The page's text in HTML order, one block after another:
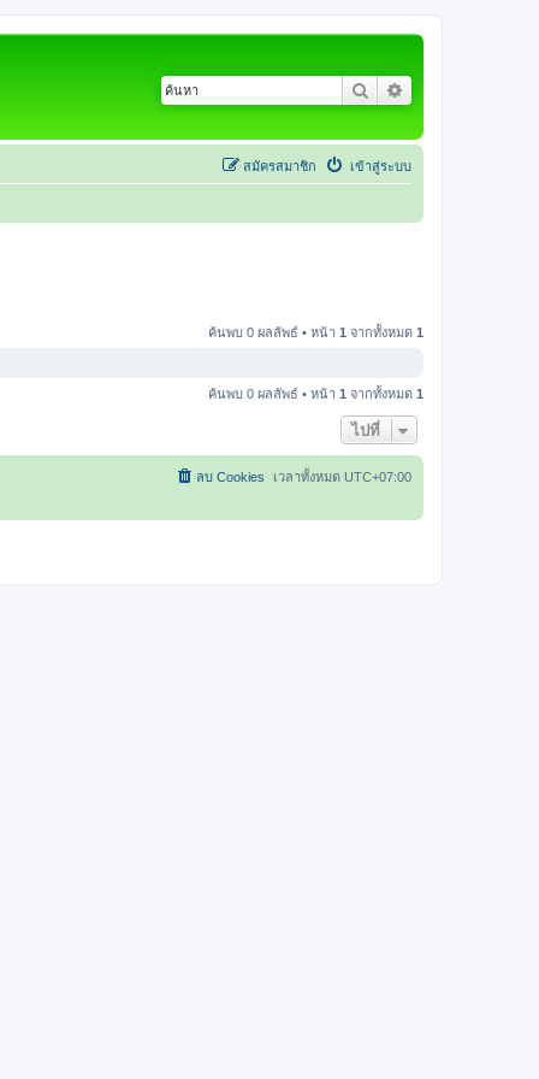
ค้นหา
เข้าสู่ระบบ
สมัครสมาชิก
ค้นพบ 0 ผลลัพธ์ • หน้า 1 จากทั้งหมด 1
ค้นพบ 0 ผลลัพธ์ • หน้า 1 จากทั้งหมด 1
ไปที่
เวลาทั้งหมด UTC+07:00
ลบ Cookies